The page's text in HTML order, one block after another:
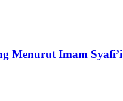
Menurut Imam Syafi’i